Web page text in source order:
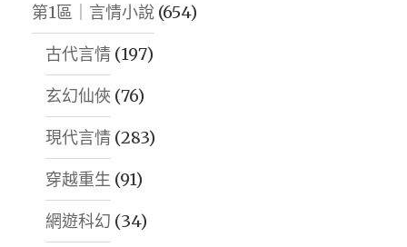
第1區｜言情小說 (654)
古代言情 (197)
玄幻仙俠 (76)
現代言情 (283)
穿越重生 (91)
網遊科幻 (34)